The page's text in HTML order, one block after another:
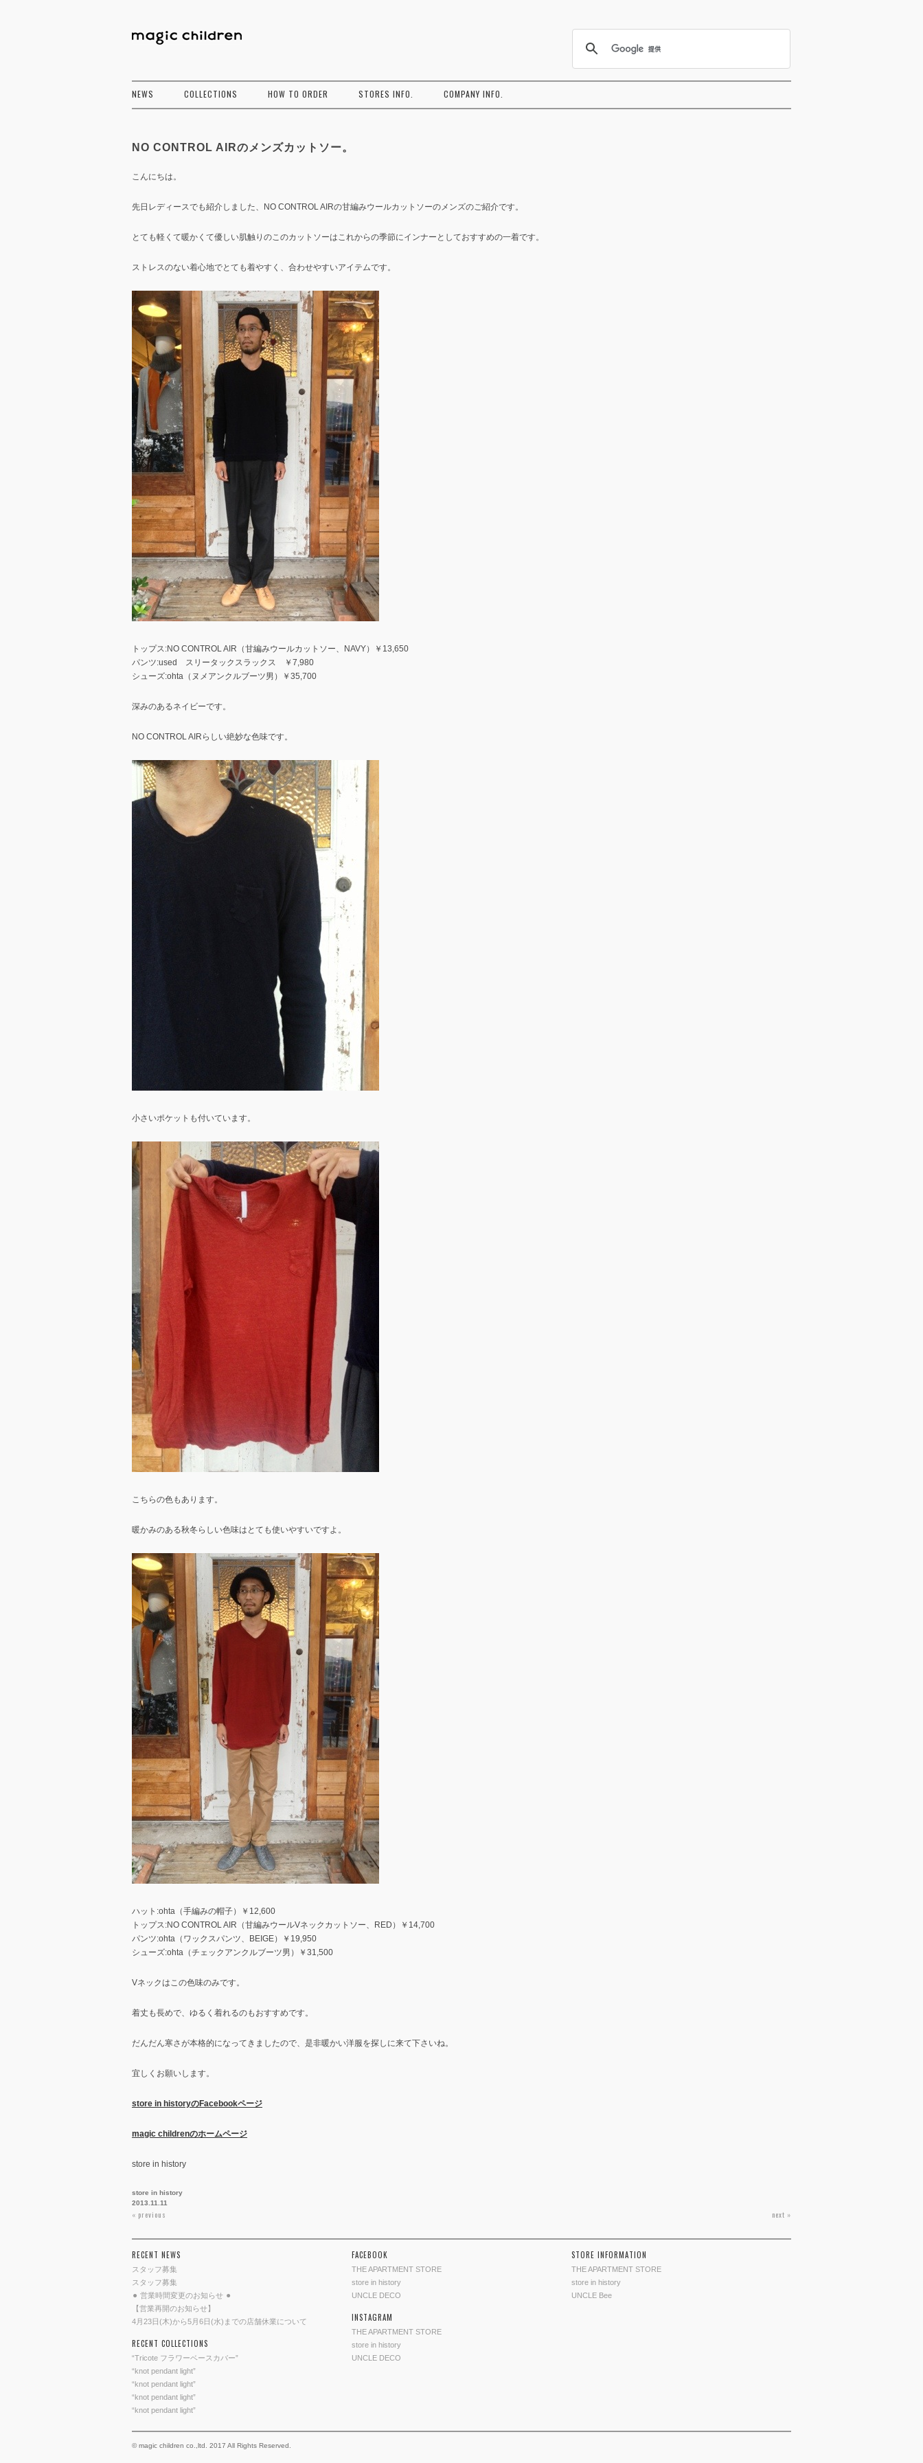
コ
ン
テ
ン
NEWS COLLECTIONS HOW TO ORDER STORES INFO. COMPANY INFO.
NO CONTROL AIRのメンズカットソー。
こんにちは。
先日レディースでも紹介しました、NO CONTROL AIRの甘編みウールカットソーのメンズのご紹介です。
とても軽くて暖かくて優しい肌触りのこのカットソーはこれからの季節にインナーとしておすすめの一着です。
ストレスのない着心地でとても着やすく、合わせやすいアイテムです。
トップス:NO CONTROL AIR（甘編みウールカットソー、NAVY）￥13,650
パンツ:used スリータックスラックス ￥7,980
シューズ:ohta（ヌメアンクルブーツ男）￥35,700
深みのあるネイビーです。
NO CONTROL AIRらしい絶妙な色味です。
小さいポケットも付いています。
こちらの色もあります。
暖かみのある秋冬らしい色味はとても使いやすいですよ。
ハット:ohta（手編みの帽子）￥12,600
トップス:NO CONTROL AIR（甘編みウールVネックカットソー、RED）￥14,700
パンツ:ohta（ワックスパンツ、BEIGE）￥19,950
シューズ:ohta（チェックアンクルブーツ男）￥31,500
Vネックはこの色味のみです。
着丈も長めで、ゆるく着れるのもおすすめです。
だんだん寒さが本格的になってきましたので、是非暖かい洋服を探しに来て下さいね。
宜しくお願いします。
store in historyのFacebookページ
magic childrenのホームページ
store in history
store in history
2013.11.11
投
ナ
ビ
ゲ
ー
シ
ョ
ン
« previous next »
RECENT NEWS
スタッフ募集
スタッフ募集
⚫︎ 営業時間変更のお知らせ ⚫︎
【営業再開のお知らせ】
4月23日(木)から5月6日(水)までの店舗休業について
RECENT COLLECTIONS
“Tricote フラワーベースカバー”
“knot pendant light”
“knot pendant light”
“knot pendant light”
“knot pendant light”
FACEBOOK
THE APARTMENT STORE
store in history
UNCLE DECO
INSTAGRAM
THE APARTMENT STORE
store in history
UNCLE DECO
STORE INFORMATION
THE APARTMENT STORE
store in history
UNCLE Bee
© magic children co.,ltd. 2017 All Rights Reserved.